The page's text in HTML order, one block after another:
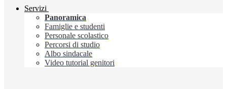
Servizi
Panoramica
Famiglie e studenti
Personale scolastico
Percorsi di studio
Albo sindacale
Video tutorial genitori